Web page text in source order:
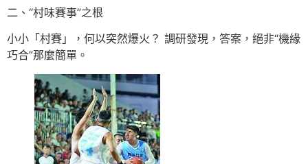
二、“村味賽事”之根
小小「村賽」，何以突然爆火？ 調研發現，答案，絕非“機緣
巧合”那麼簡單。